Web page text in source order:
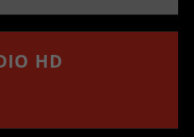
HD